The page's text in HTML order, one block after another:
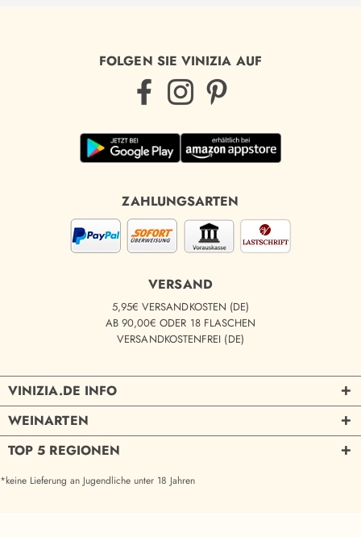
FOLGEN SIE VINIZIA AUF
ZAHLUNGSARTEN
VERSAND
5,95€ VERSANDKOSTEN (DE)
AB 90,00€ ODER 18 FLASCHEN
VERSANDKOSTENFREI (DE)
VINIZIA.DE INFO
WEINARTEN
TOP 5 REGIONEN
*keine Lieferung an Jugendliche unter 18 Jahren